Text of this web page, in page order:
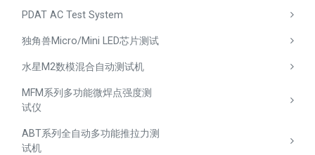
PDAT AC Test System
独角兽Micro/Mini LED芯片测试
水星M2数模混合自动测试机
MFM系列多功能微焊点强度测
试仪
ABT系列全自动多功能推拉力测
试机